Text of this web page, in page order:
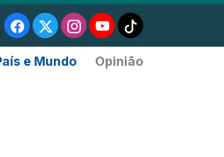
e Mundo Opinião